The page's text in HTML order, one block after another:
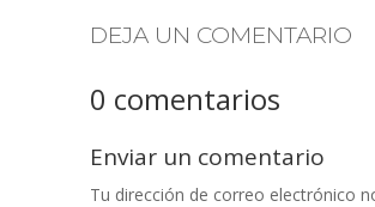
DEJA UN COMENTARIO
0 comentarios
Enviar un comentario
Tu dirección de correo electrónico